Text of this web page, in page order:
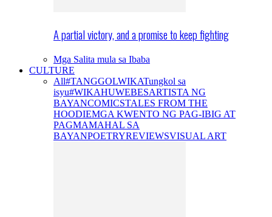
A partial victory, and a promise to keep fighting
Mga Salita mula sa Ibaba
CULTURE
All#TANGGOLWIKATungkol sa
isyu#WIKAHUWEBESARTISTA NG
BAYANCOMICSTALES FROM THE
HOODIEMGA KWENTO NG PAG-IBIG AT
PAGMAMAHAL SA
BAYANPOETRYREVIEWSVISUAL ART